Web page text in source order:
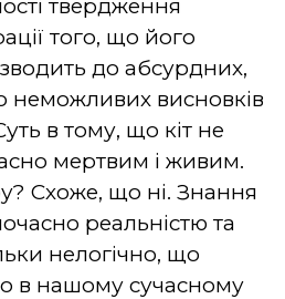
твердження
того, що його
до абсурдних,
неможливих висновків
в тому, що кіт не
мертвим і живим.
Схоже, що ні. Знання
реальністю та
нелогічно, що
в нашому сучасному